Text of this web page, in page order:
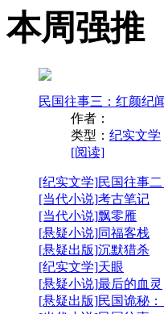
本周强推
民国往事三：红颜纪
作者：
类型： 纪实文学
[阅读]
[纪实文学]民国往事
[当代小说]考古笔记
[当代小说]飘零雁
[悬疑小说]同福客栈
[悬疑出版]沉默猎杀
[纪实文学]天眼
[悬疑小说]最后的血灵
[悬疑出版]民国诡秘